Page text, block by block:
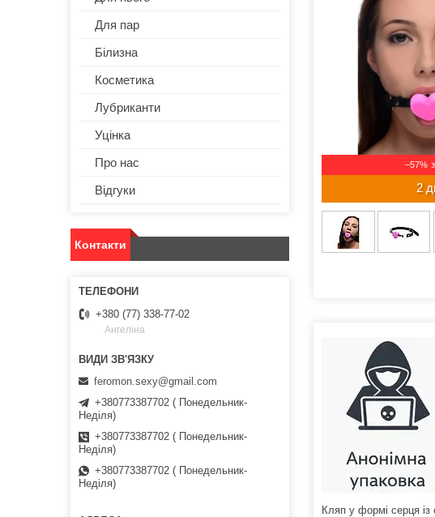
–57%
2
Кляп у формі серця із
Для пар
Білизна
Косметика
Лубриканти
Уцінка
Про нас
Відгуки
Контакти
+380 (77) 338-77-02
Ангеліна
feromon.sexy@gmail.com
+380773387702 ( Понедельник-
Неділя)
+380773387702 ( Понедельник-
Неділя)
+380773387702 ( Понедельник-
Неділя)